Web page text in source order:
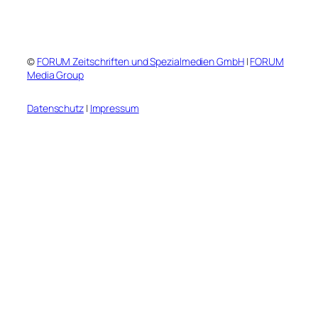
© FORUM Zeitschriften und Spezialmedien GmbH| FORUM
Media Group
Datenschutz| Impressum